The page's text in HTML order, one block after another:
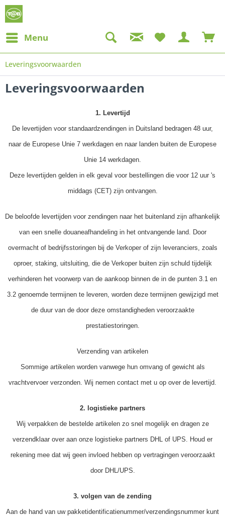
Menu
Leveringsvoorwaarden
Leveringsvoorwaarden
1. Levertijd
De levertijden voor standaardzendingen in Duitsland bedragen 48 uur,
naar de Europese Unie 7 werkdagen en naar landen buiten de Europese
Unie 14 werkdagen.
Deze levertijden gelden in elk geval voor bestellingen die voor 12 uur 's
middags (CET) zijn ontvangen.
De beloofde levertijden voor zendingen naar het buitenland zijn afhankelijk
van een snelle douaneafhandeling in het ontvangende land. Door
overmacht of bedrijfsstoringen bij de Verkoper of zijn leveranciers, zoals
oproer, staking, uitsluiting, die de Verkoper buiten zijn schuld tijdelijk
verhinderen het voorwerp van de aankoop binnen de in de punten 3.1 en
3.2 genoemde termijnen te leveren, worden deze termijnen gewijzigd met
de duur van de door deze omstandigheden veroorzaakte
prestatiestoringen.
Verzending van artikelen
Sommige artikelen worden vanwege hun omvang of gewicht als
vrachtvervoer verzonden. Wij nemen contact met u op over de levertijd.
2. logistieke partners
Wij verpakken de bestelde artikelen zo snel mogelijk en dragen ze
verzendklaar over aan onze logistieke partners DHL of UPS. Houd er
rekening mee dat wij geen invloed hebben op vertragingen veroorzaakt
door DHL/UPS.
3. volgen van de zending
Aan de hand van uw pakketidentificatienummer/verzendingsnummer kunt